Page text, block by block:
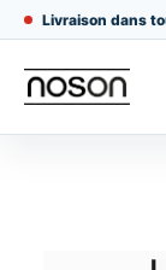
Livraison dans